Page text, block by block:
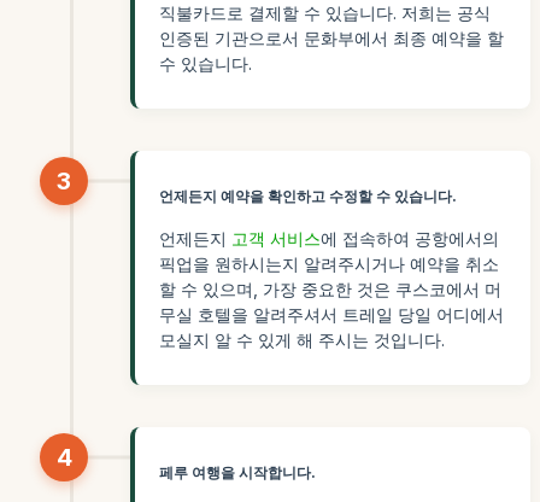
직불카드로 결제할 수 있습니다. 저희는 공식
인증된 기관으로서 문화부에서 최종 예약을 할
수 있습니다.
3
언제든지 예약을 확인하고 수정할 수 있습니다.
언제든지 고객 서비스에 접속하여 공항에서의
픽업을 원하시는지 알려주시거나 예약을 취소
할 수 있으며, 가장 중요한 것은 쿠스코에서 머
무실 호텔을 알려주셔서 트레일 당일 어디에서
모실지 알 수 있게 해 주시는 것입니다.
4
페루 여행을 시작합니다.